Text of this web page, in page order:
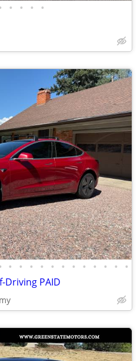
• • • •
• • • • • • • • • • • •
Driving PAID